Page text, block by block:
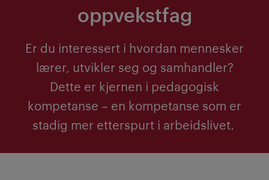
oppvekstfag
Er du interessert i hvordan mennesker
lærer, utvikler seg og samhandler?
Dette er kjernen i pedagogisk
kompetanse – en kompetanse som er
stadig mer etterspurt i arbeidslivet.